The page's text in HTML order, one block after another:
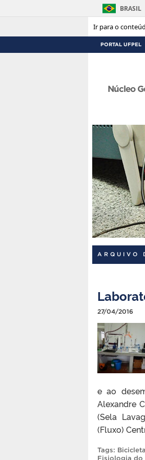
Ir para o
BRASIL
PORTAL UFPEL
Núcleo
ARQUIVO
27/04/2016
e ao
Alexandre
(Sela
(Fluxo)
Tags:
Fisiologia do